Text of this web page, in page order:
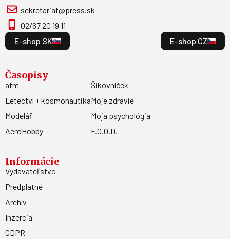
sekretariat@press.sk
02/67 20 19 11
E-shop SK
E-shop CZ
Časopisy
atm
Letectví + kosmonautika
Modelář
AeroHobby
Šikovníček
Moje zdravie
Moja psychológia
F.O.O.D.
Informácie
Vydavateľstvo
Predplatné
Archív
Inzercia
GDPR